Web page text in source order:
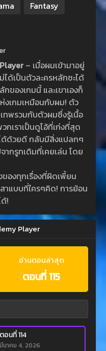
Fantasy
– เมื่อผมเข้ามาอยู่
ได้เป็นตัวละครหลักซะได้
ของเกมนี้ และเขาเองก็
งเกมเหมือนกับผม! ตัว
พรวมกับตัวผมซึ่งรู้เนื้อ
กเราเป็นดูโอ้ที่เก่งที่สุด
ได้ด้วยดี กลับมีสิ่งแปลกๆ
ากรูทเดิมที่เคยเล่น โดย
ของทุกเรื่องที่ผิดเพี้ยน
าแบบที่ใครๆคิด! การย้อน
!
Player
อ่านตอนล่าสุด
ตอนที่ 115
ตอนที่ 114
มีนาคม 4, 2026